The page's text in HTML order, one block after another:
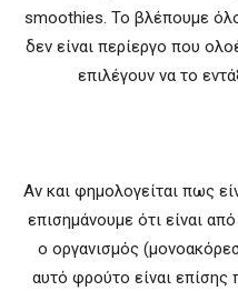
smoothies. Το βλέπουμε
δεν είναι περίεργο που
επιλέγουν να το
Αν και φημολογείται πως
επισημάνουμε ότι είναι
ο οργανισμός
αυτό φρούτο είναι επίσης